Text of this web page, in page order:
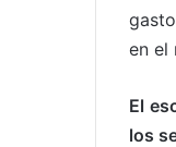
en el
El
los